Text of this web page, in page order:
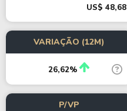
US$ 48,68
VARIAÇÃO (12M)
26,62%
P/VP